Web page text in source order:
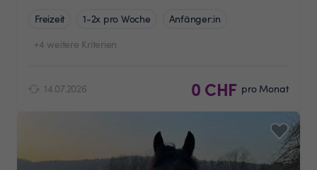
Freizeit 1-2x pro Woche
Anfänger:in
+4 weitere Kriterien
14.07.2026 0 CHF pro Monat